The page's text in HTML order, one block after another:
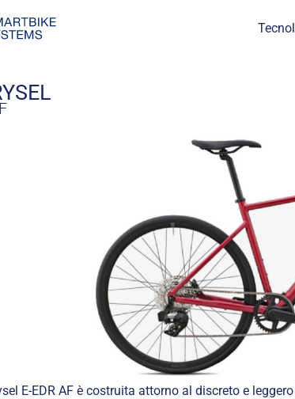
E-EDR AF è costruita attorno al discreto e